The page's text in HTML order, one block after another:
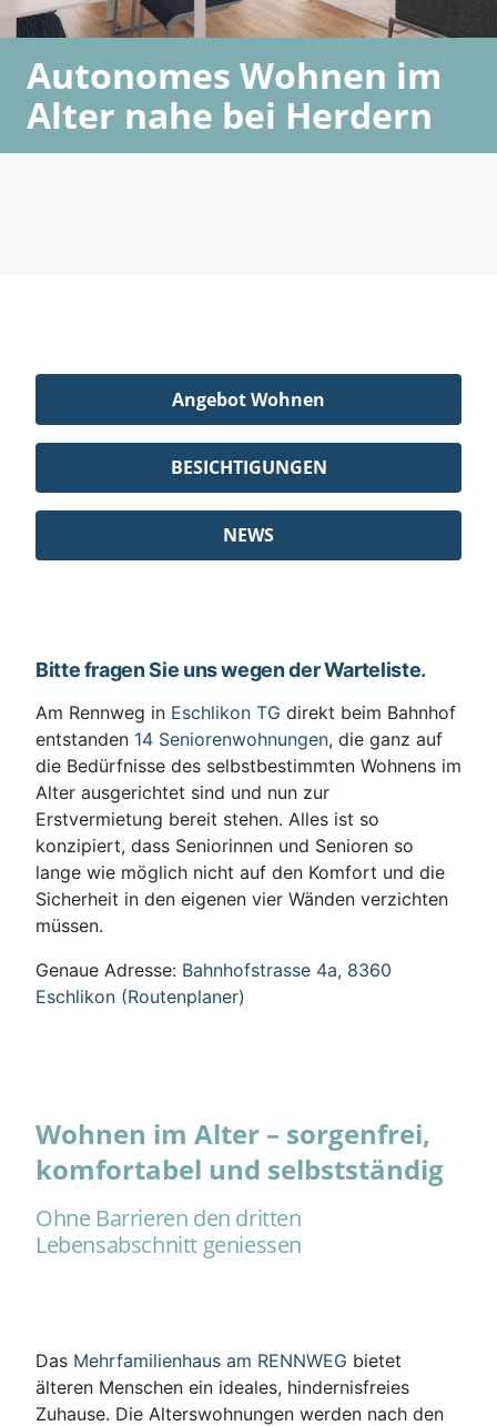
Autonomes Wohnen im
Alter nahe bei Herdern
Angebot Wohnen
BESICHTIGUNGEN
NEWS
Bitte fragen Sie uns wegen der Warteliste.
Am Rennweg in Eschlikon TG direkt beim Bahnhof
entstanden 14 Seniorenwohnungen, die ganz auf
die Bedürfnisse des selbstbestimmten Wohnens im
Alter ausgerichtet sind und nun zur
Erstvermietung bereit stehen. Alles ist so
konzipiert, dass Seniorinnen und Senioren so
lange wie möglich nicht auf den Komfort und die
Sicherheit in den eigenen vier Wänden verzichten
müssen.
Genaue Adresse: Bahnhofstrasse 4a, 8360
Eschlikon (Routenplaner)
Wohnen im Alter – sorgenfrei,
komfortabel und selbstständig
Ohne Barrieren den dritten
Lebensabschnitt geniessen
Das Mehrfamilienhaus am RENNWEG bietet
älteren Menschen ein ideales, hindernisfreies
Zuhause. Die Alterswohnungen werden nach den